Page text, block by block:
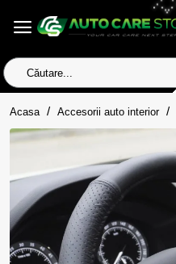
Căutare...
Acasa homeAccesorii auto interior